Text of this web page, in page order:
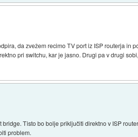
da zvežem recimo TV port iz ISP routerja in
pri switchu, kar je jasno. Drugi pa v drugi
Tisto bo bolje priključiti direktno v ISP
problem.